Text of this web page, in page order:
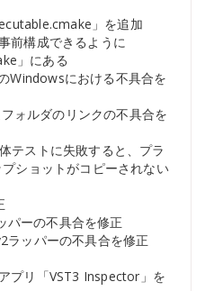
」を追加
前構成できるように
」にある
Windowsにおける不具合を
ォルダのリンクの不具合を
テストに失敗すると、プラ
ショットがコピーされない
パーの不具合を修正
ラッパーの不具合を修正
プリ「VST3 Inspector」を